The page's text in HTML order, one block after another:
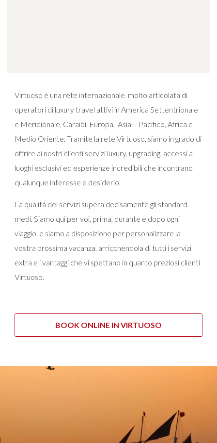
Virtuoso è una rete internazionale molto articolata di
operatori di luxury travel attivi in America Settentrionale
e Meridionale, Caraibi, Europa, Asia – Pacifico, Africa e
Medio Oriente. Tramite la rete Virtuoso, siamo in grado di
offrire ai nostri clienti servizi luxury, upgrading, accessi a
luoghi esclusivi ed esperienze incredibili che incontrano
qualunque interesse e desiderio.
La qualità dei servizi supera decisamente gli standard
medi. Siamo qui per voi, prima, durante e dopo ogni
viaggio, e siamo a disposizione per personalizzare la
vostra prossima vacanza, arricchendola di tutti i servizi
extra e i vantaggi che vi spettano in quanto preziosi clienti
Virtuoso.
BOOK ONLINE IN VIRTUOSO